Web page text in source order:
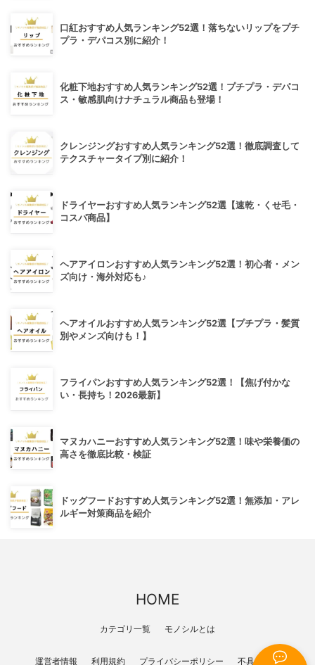
口紅おすすめ人気ランキング52選！落ちないリップをプチ
プラ・デパコス別に紹介！
化粧下地おすすめ人気ランキング52選！プチプラ・デパコ
ス・敏感肌向けナチュラル商品も登場！
クレンジングおすすめ人気ランキング52選！徹底調査して
テクスチャータイプ別に紹介！
ドライヤーおすすめ人気ランキング52選【速乾・くせ毛・
コスパ商品】
ヘアアイロンおすすめ人気ランキング52選！初心者・メン
ズ向け・海外対応も♪
ヘアオイルおすすめ人気ランキング52選【プチプラ・髪質
別やメンズ向けも！】
フライパンおすすめ人気ランキング52選！【焦げ付かな
い・長持ち！2026最新】
マヌカハニーおすすめ人気ランキング52選！味や栄養価の
高さを徹底比較・検証
ドッグフードおすすめ人気ランキング52選！無添加・アレ
ルギー対策商品を紹介
HOME
カテゴリ一覧 モノシルとは
運営者情報 利用規約 プライバシーポリシー 不具合報告